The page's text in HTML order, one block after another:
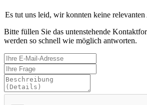
Es tut uns leid, wir konnten keine
Bitte füllen Sie das untenstehende
werden so schnell wie möglich antworten.